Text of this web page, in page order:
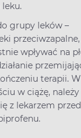
grupy leków –
wpływać na
terapii.
w ciążę, należy
z lekarzem przed